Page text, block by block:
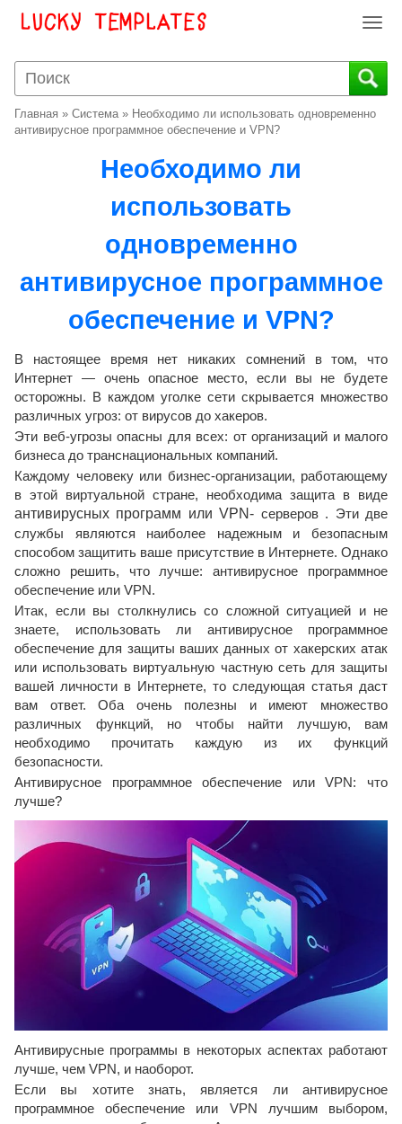
T
g
g
i
Главная » Система» Необходимо ли использовать одновременно
антивирусное программное обеспечение и VPN?
Необходимо ли
использовать
одновременно
антивирусное программное
обеспечение и VPN?
В настоящее время нет никаких сомнений в том, что
Интернет — очень опасное место, если вы не будете
осторожны. В каждом уголке сети скрывается множество
различных угроз: от вирусов до хакеров.
Эти веб-угрозы опасны для всех: от организаций и малого
бизнеса до транснациональных компаний.
Каждому человеку или бизнес-организации, работающему
в этой виртуальной стране, необходима защита в виде
антивирусных программ илиVPN- серверов . Эти две
службы являются наиболее надежным и безопасным
способом защитить ваше присутствие в Интернете. Однако
сложно решить, что лучше: антивирусное программное
обеспечение или VPN.
Итак, если вы столкнулись со сложной ситуацией и не
знаете, использовать ли антивирусное программное
обеспечение для защиты ваших данных от хакерских атак
или использовать виртуальную частную сеть для защиты
вашей личности в Интернете, то следующая статья даст
вам ответ. Оба очень полезны и имеют множество
различных функций, но чтобы найти лучшую, вам
необходимо прочитать каждую из их функций
безопасности.
Антивирусное программное обеспечение или VPN: что
лучше?
Антивирусные программы в некоторых аспектах работают
лучше, чем VPN, и наоборот.
Если вы хотите знать, является ли антивирусное
программное обеспечение или VPN лучшим выбором,